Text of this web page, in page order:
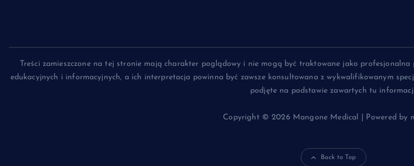
Treści zamieszczone na tej stronie mają charakter poglądowy i nie mogą być traktowane jako
edukacyjnych i informacyjnych, a ich interpretacja powinna być zawsze konsultowana z wykwalifikowanym
podjęte na podstawie zawartych tu
Copyright © 2026 Mangone Medical | Powered by
Back to Top